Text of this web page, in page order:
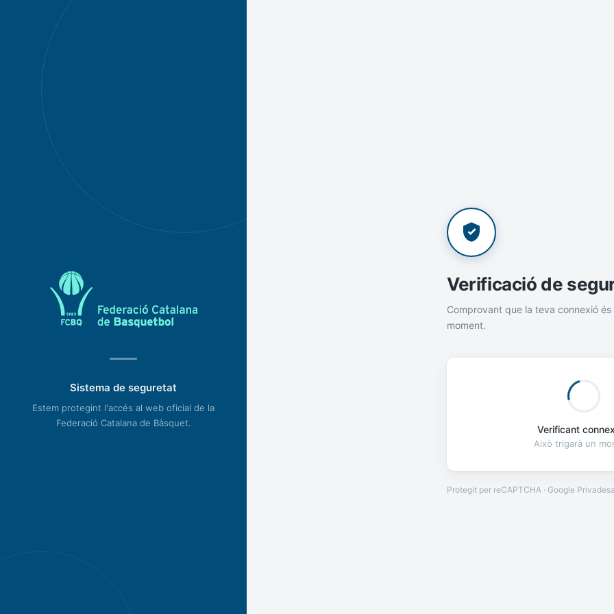
Sistema de seguretat
Estem protegint l'accés al web oficial de la
Federació Catalana de Bàsquet.
Verificació de
Comprovant que la teva connexió és
moment.
Verificant
Això trigarà un
Protegit per reCAPTCHA · Google Privadesa